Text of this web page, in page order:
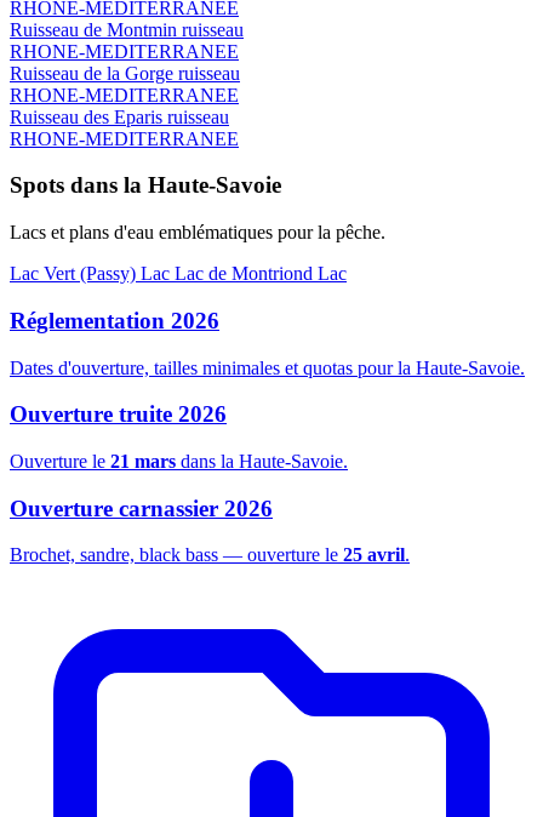
RHONE-MEDITERRANEE
Ruisseau de Montmin ruisseau
RHONE-MEDITERRANEE
Ruisseau de la Gorge ruisseau
RHONE-MEDITERRANEE
Ruisseau des Eparis ruisseau
RHONE-MEDITERRANEE
Spots dans la Haute-Savoie
Lacs et plans d'eau emblématiques pour la pêche.
Lac Vert (Passy) Lac Lac de Montriond Lac
Réglementation 2026
Dates d'ouverture, tailles minimales et quotas pour la Haute-Savoie.
Ouverture truite 2026
Ouverture le 21 mars dans la Haute-Savoie.
Ouverture carnassier 2026
Brochet, sandre, black bass — ouverture le 25 avril.